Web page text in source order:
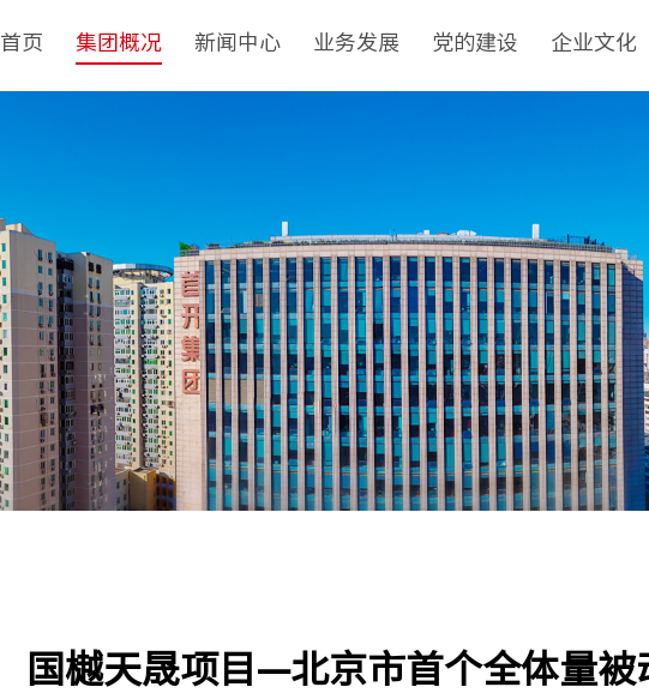
首页 集团概况
组织架构
企业荣誉
经典项目
新闻中心
视频新闻
业务发展
房地产开发经营
物业管理与服务
建筑工程
境外业务
投资与资产管理
党的建设
群团工作
企业文化
社会责任
榜样力量
国樾天晟项目—北京市首个全体量被